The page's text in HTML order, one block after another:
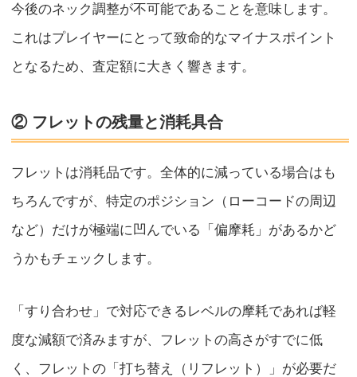
今後のネック調整が不可能であることを意味します。
これはプレイヤーにとって致命的なマイナスポイント
となるため、査定額に大きく響きます。
② フレットの残量と消耗具合
フレットは消耗品です。全体的に減っている場合はも
ちろんですが、特定のポジション（ローコードの周辺
など）だけが極端に凹んでいる「偏摩耗」があるかど
うかもチェックします。
「すり合わせ」で対応できるレベルの摩耗であれば軽
度な減額で済みますが、フレットの高さがすでに低
く、フレットの「打ち替え（リフレット）」が必要だ